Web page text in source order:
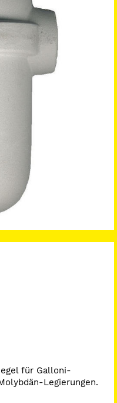
für Galloni-
Legierungen.
Hohe